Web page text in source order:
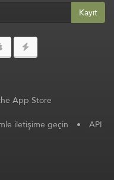
Kayıt
iletişime geçin • API